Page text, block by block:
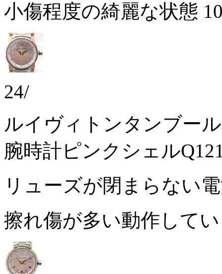
小傷程度の綺麗な状態
24/
ルイヴィトンタンブー
腕時計ピンクシェル
リューズが閉まらない
擦れ傷が多い動作して